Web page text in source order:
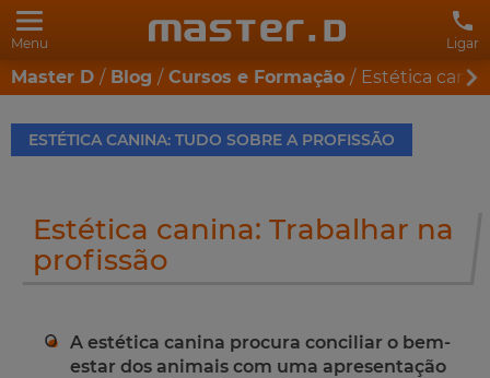
Menu Ligar
Master D Blog Cursos e Formação Estética
ESTÉTICA CANINA: TUDO SOBRE A PROFISSÃO
Estética canina: Trabalhar na
profissão
A estética canina procura conciliar o bem-
estar dos animais com uma apresentação